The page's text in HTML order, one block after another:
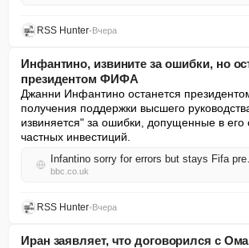
RSS Hunter•Вчера
Инфантино, извините за ошибки, но
президентом ФИФА
Джанни Инфантино останется
получения поддержки высшего
извиняется" за ошибки, допущенные в
частных инвестиций.
bbc.co.uk
RSS Hunter•Вчера
Иран заявляет, что договорился с